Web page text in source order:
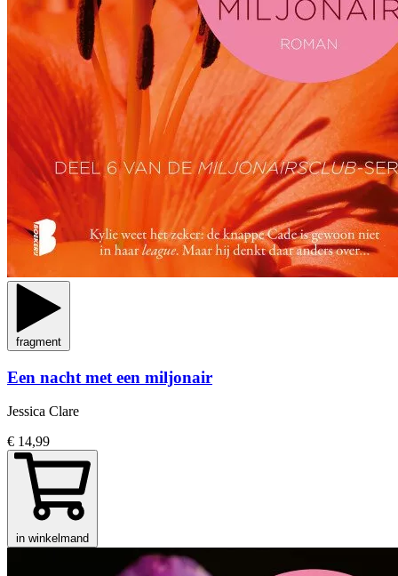
fragment
Een nacht met een miljonair
Jessica Clare
€ 14,99
in winkelmand